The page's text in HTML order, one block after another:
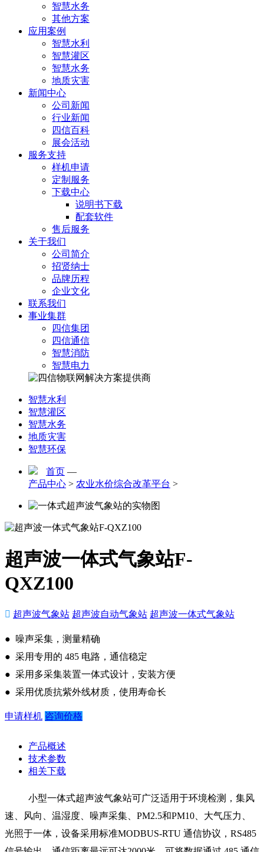
智慧水务
其他方案
应用案例
智慧水利
智慧灌区
智慧水务
地质灾害
新闻中心
公司新闻
行业新闻
四信百科
展会活动
服务支持
样机申请
定制服务
下载中心
说明书下载
配套软件
售后服务
关于我们
公司简介
招贤纳士
品牌历程
企业文化
联系我们
事业集群
四信集团
四信通信
智慧消防
智慧电力
智慧水利
智慧灌区
智慧水务
地质灾害
智慧环保
首页 —
产品中心 > 农业水价综合改革平台 >
超声波一体式气象站F-
QXZ100
 超声波气象站 超声波自动气象站 超声波一体式气象站
● 噪声采集，测量精确
● 采用专用的 485 电路，通信稳定
● 采用多采集装置一体式设计，安装方便
● 采用优质抗紫外线材质，使用寿命长
申请样机 咨询价格
产品概述
技术参数
相关下载
小型一体式超声波气象站可广泛适用于环境检测，集风
速、风向、温湿度、噪声采集、PM2.5和PM10、大气压力、
光照于一体，设备采用标准MODBUS-RTU 通信协议，RS485